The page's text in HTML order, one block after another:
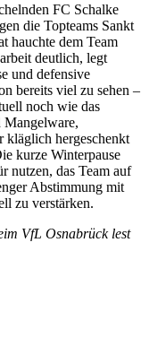
FC Schalke
die Topteams Sankt
hauchte dem Team
deutlich, legt
und defensive
bereits viel zu sehen –
noch wie das
Mangelware,
kläglich hergeschenkt
kurze Winterpause
nutzen, das Team auf
Abstimmung mit
zu verstärken.
VfL Osnabrück lest